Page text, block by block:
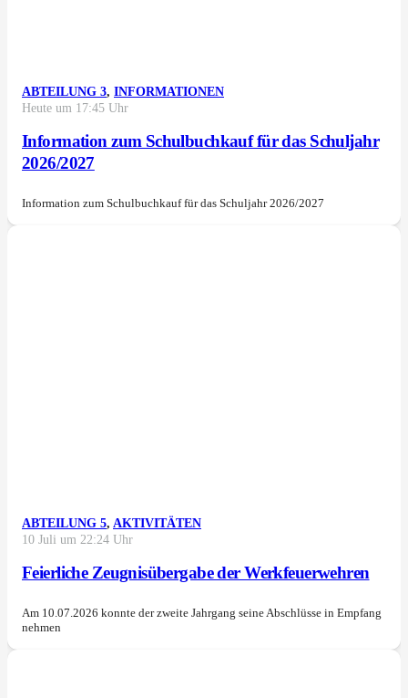
ABTEILUNG 3, INFORMATIONEN
Heute um 17:45 Uhr
Information zum Schulbuchkauf für das Schuljahr
2026/2027
Information zum Schulbuchkauf für das Schuljahr 2026/2027
ABTEILUNG 5, AKTIVITÄTEN
10 Juli um 22:24 Uhr
Feierliche Zeugnisübergabe der Werkfeuerwehren
Am 10.07.2026 konnte der zweite Jahrgang seine Abschlüsse in Empfang
nehmen